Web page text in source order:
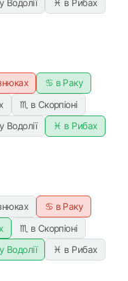
Водолії ♓ в Рибах
♋ в Раку
♏ в Скорпіоні
Водолії ♓ в Рибах
♋ в Раку
♏ в Скорпіоні
Водолії ♓ в Рибах